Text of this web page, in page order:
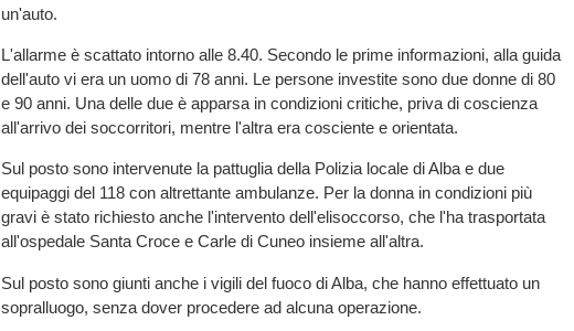
un'auto.
L'allarme è scattato intorno alle 8.40. Secondo le prime informazioni, alla guida
dell'auto vi era un uomo di 78 anni. Le persone investite sono due donne di 80
e 90 anni. Una delle due è apparsa in condizioni critiche, priva di coscienza
all'arrivo dei soccorritori, mentre l'altra era cosciente e orientata.
Sul posto sono intervenute la pattuglia della Polizia locale di Alba e due
equipaggi del 118 con altrettante ambulanze. Per la donna in condizioni più
gravi è stato richiesto anche l'intervento dell'elisoccorso, che l'ha trasportata
all'ospedale Santa Croce e Carle di Cuneo insieme all'altra.
Sul posto sono giunti anche i vigili del fuoco di Alba, che hanno effettuato un
sopralluogo, senza dover procedere ad alcuna operazione.